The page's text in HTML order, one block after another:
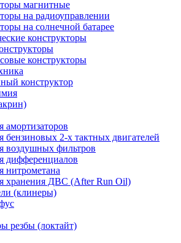
магнитные
на радиоуправлении
на солнечной батарее
конструкторы
конструкторы
конструктор
амортизаторов
бензиновых 2-х тактных двигателей
воздушных фильтров
дифференциалов
нитрометана
хранения ДВС (After Run Oil)
(клинеры)
резбы (локтайт)